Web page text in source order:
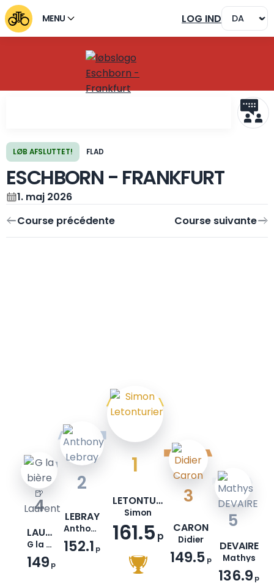
MENU LOG IND
LØB AFSLUTTET! FLAD
ESCHBORN - FRANKFURT
1. maj 2026
Course précédente Course suivante
1
LETONTURIER
Simon
161.5 p
2
LEBRAY
Anthony
152.1 p
3
CARON
Didier
149.5 p
4
LAURENT
G la bière🍺
149 p
5
DEVAIRE
Mathys
136.9 p